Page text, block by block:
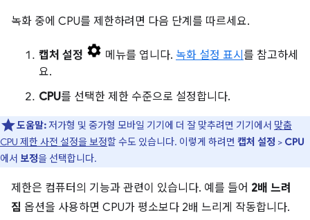
녹화 중에 CPU를 제한하려면 다음 단계를 따르세요.
캡처 설정 메뉴를 엽니다. 녹화 설정 표시 를 참고하세
요.
CPU를 선택한 제한 수준으로 설정합니다.
도움말:저가형 및 중가형 모바일 기기에 더 잘 맞추려면 기기에서 맞춤
CPU 제한 사전 설정을 보정할 수도 있습니다. 이렇게 하려면 캡처 설정 > CPU
에서 보정을 선택합니다.
제한은 컴퓨터의 기능과 관련이 있습니다. 예를 들어 2배 느려
짐 옵션을 사용하면 CPU가 평소보다 2배 느리게 작동합니다.